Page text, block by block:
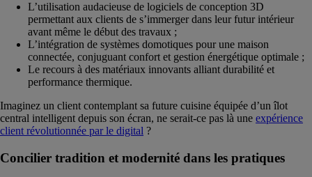
L’utilisation audacieuse de logiciels de conception 3D
permettant aux clients de s’immerger dans leur futur intérieur
avant même le début des travaux ;
L’intégration de systèmes domotiques pour une maison
connectée, conjuguant confort et gestion énergétique optimale ;
Le recours à des matériaux innovants alliant durabilité et
performance thermique.
Imaginez un client contemplant sa future cuisine équipée d’un îlot
central intelligent depuis son écran, ne serait-ce pas là une expérience
client révolutionnée par le digital ?
Concilier tradition et modernité dans les pratiques